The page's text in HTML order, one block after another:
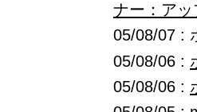
ナー：ア
05/08/07 :
05/08/06 :
05/08/06 :